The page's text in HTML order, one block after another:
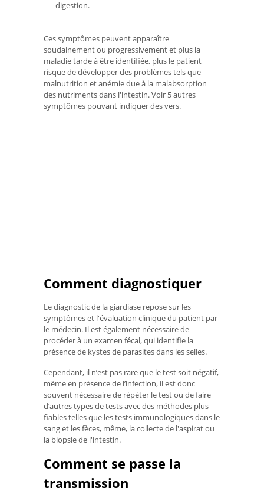
digestion.
Ces symptômes peuvent apparaître
soudainement ou progressivement et plus la
maladie tarde à être identifiée, plus le patient
risque de développer des problèmes tels que
malnutrition et anémie due à la malabsorption
des nutriments dans l'intestin. Voir 5 autres
symptômes pouvant indiquer des vers.
Comment diagnostiquer
Le diagnostic de la giardiase repose sur les
symptômes et l'évaluation clinique du patient par
le médecin. Il est également nécessaire de
procéder à un examen fécal, qui identifie la
présence de kystes de parasites dans les selles.
Cependant, il n’est pas rare que le test soit négatif,
même en présence de l’infection, il est donc
souvent nécessaire de répéter le test ou de faire
d’autres types de tests avec des méthodes plus
fiables telles que les tests immunologiques dans le
sang et les fèces, même, la collecte de l'aspirat ou
la biopsie de l'intestin.
Comment se passe la
transmission